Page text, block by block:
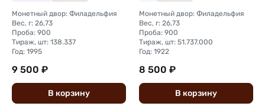
Монетный двор: Филадельфия
Вес, г: 26,73
Проба: 900
Тираж, шт: 138.337
Год: 1995
9 500 ₽
В корзину
Монетный двор: Филадельфия
Вес, г: 26,73
Проба: 900
Тираж, шт: 51.737.000
Год: 1922
8 500 ₽
В корзину